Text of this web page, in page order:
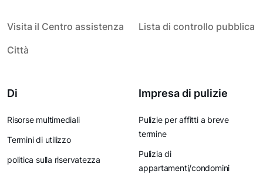
Visita il Centro assistenza
Lista di controllo pubblica
Città
Di
Risorse multimediali
Termini di utilizzo
politica sulla riservatezza
Impresa di pulizie
Pulizie per affitti a breve
termine
Pulizia di
appartamenti/condomini